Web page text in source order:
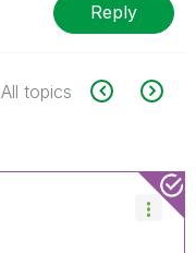
Reply
All topics